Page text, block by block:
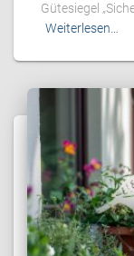
Gütesiegel
Weiterlesen…